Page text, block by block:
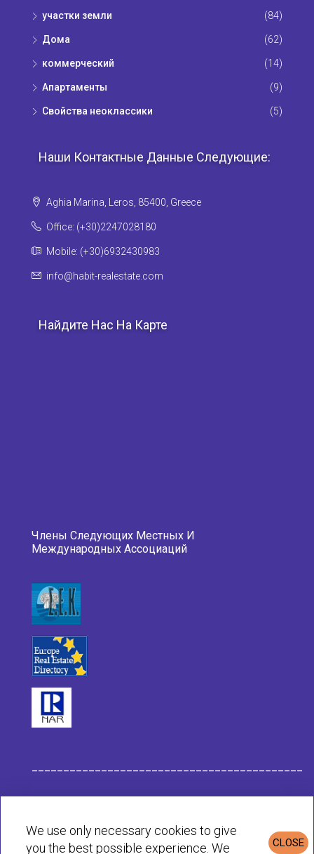
участки земли (84)
Дома (62)
коммерческий (14)
Апартаменты (9)
Свойства неоклассики (5)
Наши Контактные Данные Следующие:
Aghia Marina, Leros, 85400, Greece
Office: (+30)2247028180
Mobile: (+30)6932430983
info@habit-realestate.com
Найдите Нас На Карте
Члены Следующих Местных И
Международных Ассоциаций
CLOSE
We use only necessary cookies to give
you the best possible experience. We